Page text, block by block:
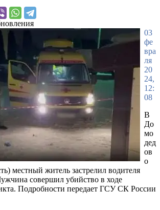
03
фе
вра
ля
20
24,
12:
08
В
До
мо
дед
ов
о
местный житель застрелил водителя
совершил убийство в ходе
Подробности передает ГСУ СК России